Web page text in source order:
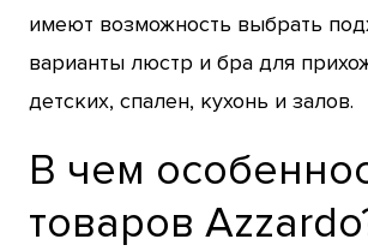
имеют возможность выбрать
варианты люстр и бра для
детских, спален, кухонь и залов.
В чем
товаров